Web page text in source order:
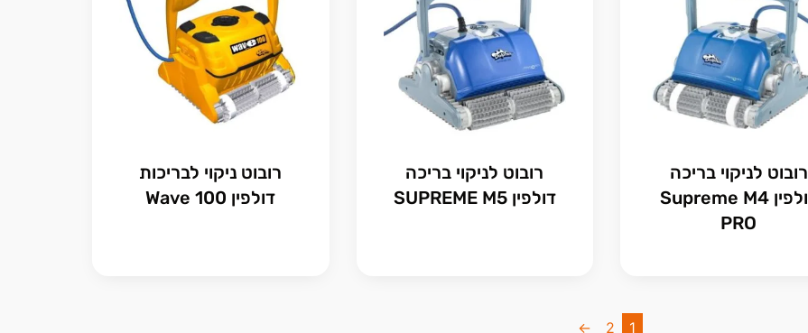
רובוט לניקוי בריכה
דולפין Supreme M4
PRO
רובוט לניקוי בריכה
דולפין SUPREME M5
רובוט ניקוי לבריכות
דולפין Wave 100
1
2
←